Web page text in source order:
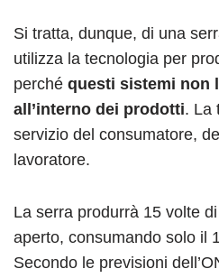
Si tratta, dunque, di una
utilizza la tecnologia per
perché questi sistemi non
all’interno dei prodotti. La
servizio del consumatore,
lavoratore.
La serra produrrà 15 volte
aperto, consumando solo il
Secondo le previsioni